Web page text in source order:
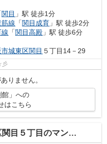
関目 」駅 徒歩1分
線 「関目成育 」駅 徒歩2分
「関目高殿 」駅 徒歩6分
市城東区関目 ５丁目14－29
彡
りません。
館」への
はこちら
５丁目のマンション